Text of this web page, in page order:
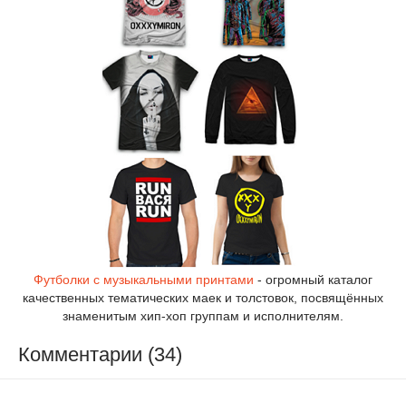
Футболки с музыкальными принтами - огромный каталог
качественных тематических маек и толстовок, посвящённых
знаменитым хип-хоп группам и исполнителям.
Комментарии (34)